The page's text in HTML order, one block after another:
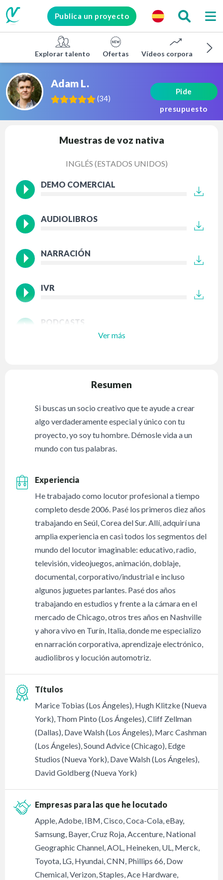
Publica un proyecto
Explorar talento Ofertas Vídeos corporativos
Adam L.
(34)
Pide
presupuesto
Muestras de voz nativa
INGLÉS (ESTADOS UNIDOS)
DEMO COMERCIAL
AUDIOLIBROS
NARRACIÓN
IVR
PODCASTS
Ver más
Resumen
Si buscas un socio creativo que te ayude a crear
algo verdaderamente especial y único con tu
proyecto, yo soy tu hombre. Démosle vida a un
mundo con tus palabras.
Experiencia
He trabajado como locutor profesional a tiempo
completo desde 2006. Pasé los primeros diez años
trabajando en Seúl, Corea del Sur. Allí, adquirí una
amplia experiencia en casi todos los segmentos del
mundo del locutor imaginable: educativo, radio,
televisión, videojuegos, animación, doblaje,
documental, corporativo/industrial e incluso
algunos juguetes parlantes. Pasé dos años
trabajando en estudios y frente a la cámara en el
mercado de Chicago, otros tres años en Nashville
y ahora vivo en Turín, Italia, donde me especializo
en narración corporativa, aprendizaje electrónico,
audiolibros y locución automotriz.
Títulos
Marice Tobias (Los Ángeles), Hugh Klitzke (Nueva
York), Thom Pinto (Los Ángeles), Cliff Zellman
(Dallas), Dave Walsh (Los Ángeles), Marc Cashman
(Los Ángeles), Sound Advice (Chicago), Edge
Studios (Nueva York), Dave Walsh (Los Ángeles),
David Goldberg (Nueva York)
Empresas para las que he locutado
Apple, Adobe, IBM, Cisco, Coca-Cola, eBay,
Samsung, Bayer, Cruz Roja, Accenture, National
Geographic Channel, AOL, Heineken, UL, Merck,
Toyota, LG, Hyundai, CNN, Phillips 66, Dow
Chemical, Verizon, Staples, Ace Hardware,